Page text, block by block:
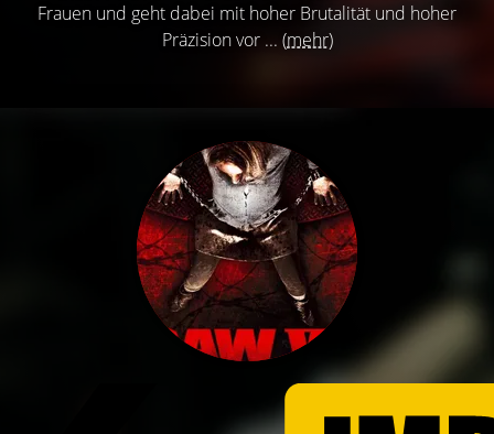
Frauen und geht dabei mit hoher Brutalität und hoher
Präzision vor ... (mehr)